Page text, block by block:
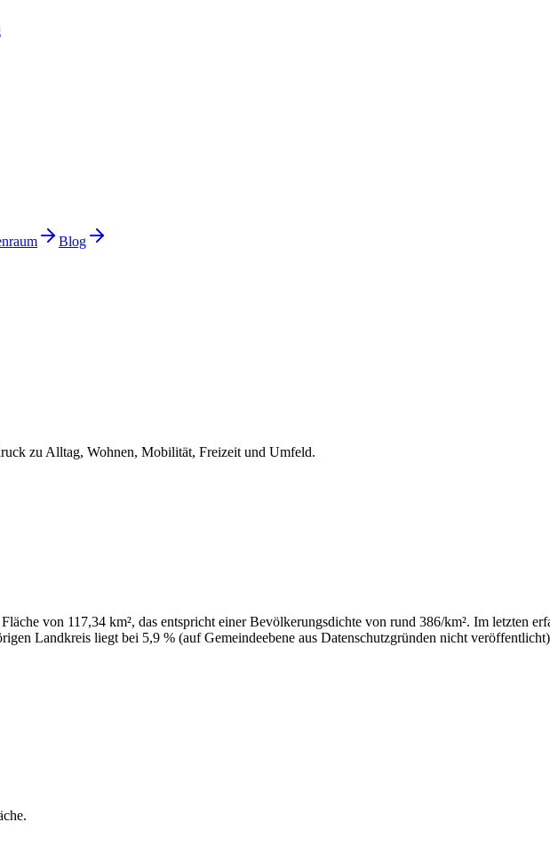
Blog
zu Alltag, Wohnen, Mobilität, Freizeit und Umfeld.
von 117,34 km², das entspricht einer Bevölkerungsdichte von rund 386/km². Im letzten
Landkreis liegt bei 5,9 % (auf Gemeindeebene aus Datenschutzgründen nicht